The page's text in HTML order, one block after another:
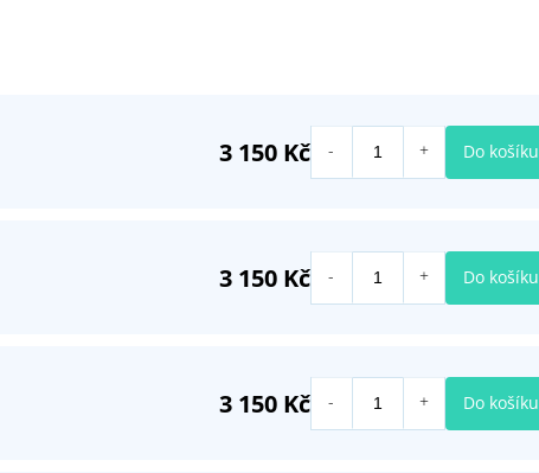
3 150 Kč Do košíku
3 150 Kč Do košíku
3 150 Kč Do košíku